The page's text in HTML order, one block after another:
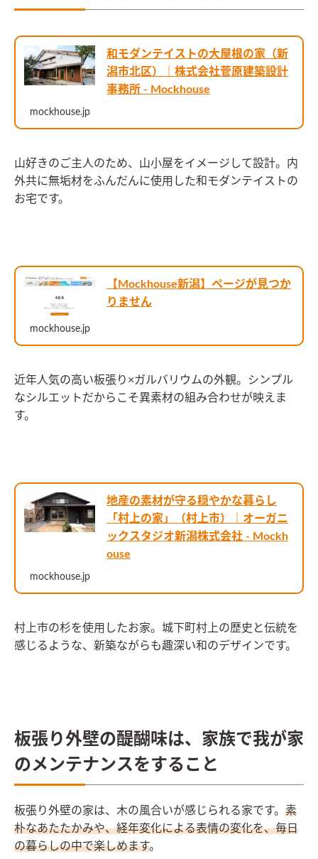
和モダンテイストの大屋根の家（新
潟市北区）｜株式会社菅原建築設計
事務所 - Mockhouse
mockhouse.jp
山好きのご主人のため、山小屋をイメージして設計。内
外共に無垢材をふんだんに使用した和モダンテイストの
お宅です。
【Mockhouse新潟】ページが見つか
りません
mockhouse.jp
近年人気の高い板張り×ガルバリウムの外観。シンプル
なシルエットだからこそ異素材の組み合わせが映えま
す。
地産の素材が守る穏やかな暮らし
「村上の家」（村上市）｜オーガニ
ックスタジオ新潟株式会社 - Mockh
ouse
mockhouse.jp
村上市の杉を使用したお家。城下町村上の歴史と伝統を
感じるような、新築ながらも趣深い和のデザインです。
板張り外壁の醍醐味は、家族で我が家
のメンテナンスをすること
板張り外壁の家は、木の風合いが感じられる家です。 素
朴なあたたかみや、経年変化による表情の変化を、毎日
の暮らしの中で楽しめます。